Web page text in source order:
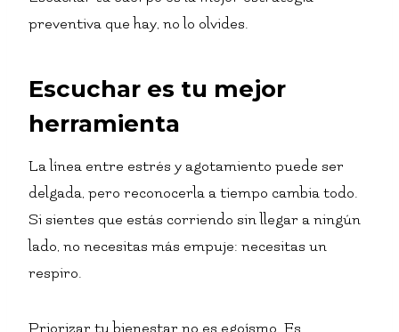
preventiva que hay, no lo olvides.
Escuchar es tu mejor
herramienta
La línea entre estrés y agotamiento puede ser
delgada, pero reconocerla a tiempo cambia todo.
Si sientes que estás corriendo sin llegar a ningún
lado, no necesitas más empuje: necesitas un
respiro.
Priorizar tu bienestar no es egoísmo. Es